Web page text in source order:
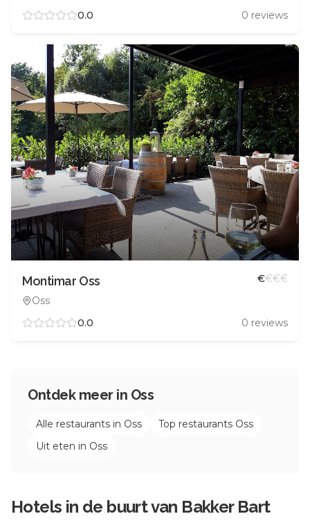
0.0 0 reviews
Montimar Oss
Oss
€€€€
0.0 0 reviews
Ontdek meer in Oss
Alle restaurants in Oss Top restaurants Oss
Uit eten in Oss
Hotels in de buurt van Bakker Bart